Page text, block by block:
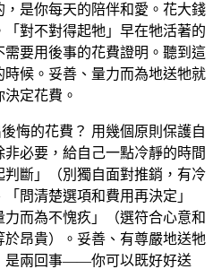
是你每天的陪伴和愛。花大錢
對不對得起牠」早在牠活著的
要用後事的花費證明。聽到這
候。妥善、量力而為地送牠就
定花費。
悔的花費？ 用幾個原則保護自
必要，給自己一點冷靜的時間
斷」（別獨自面對推銷，有冷
問清楚選項和費用再決定」
力而為不愧疚」（選符合心意和
昂貴）。妥善、有尊嚴地送牠
是兩回事——你可以既好好送